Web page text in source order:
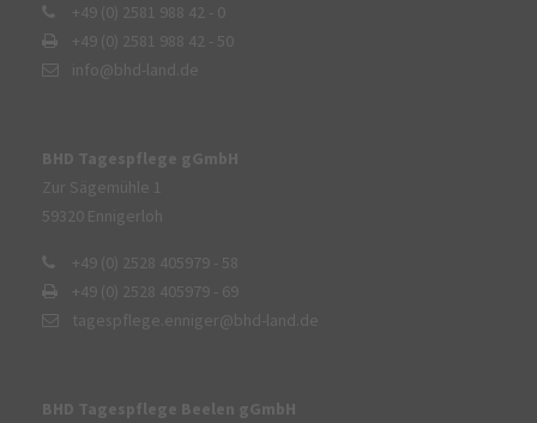
+49 (0) 2581 988 42 - 0
+49 (0) 2581 988 42 - 50
info@bhd-land.de
BHD Tagespflege gGmbH
Zur Sägemühle 1
59320 Ennigerloh
+49 (0) 2528 405979 - 58
+49 (0) 2528 405979 - 69
tagespflege.enniger@bhd-land.de
BHD Tagespflege Beelen gGmbH